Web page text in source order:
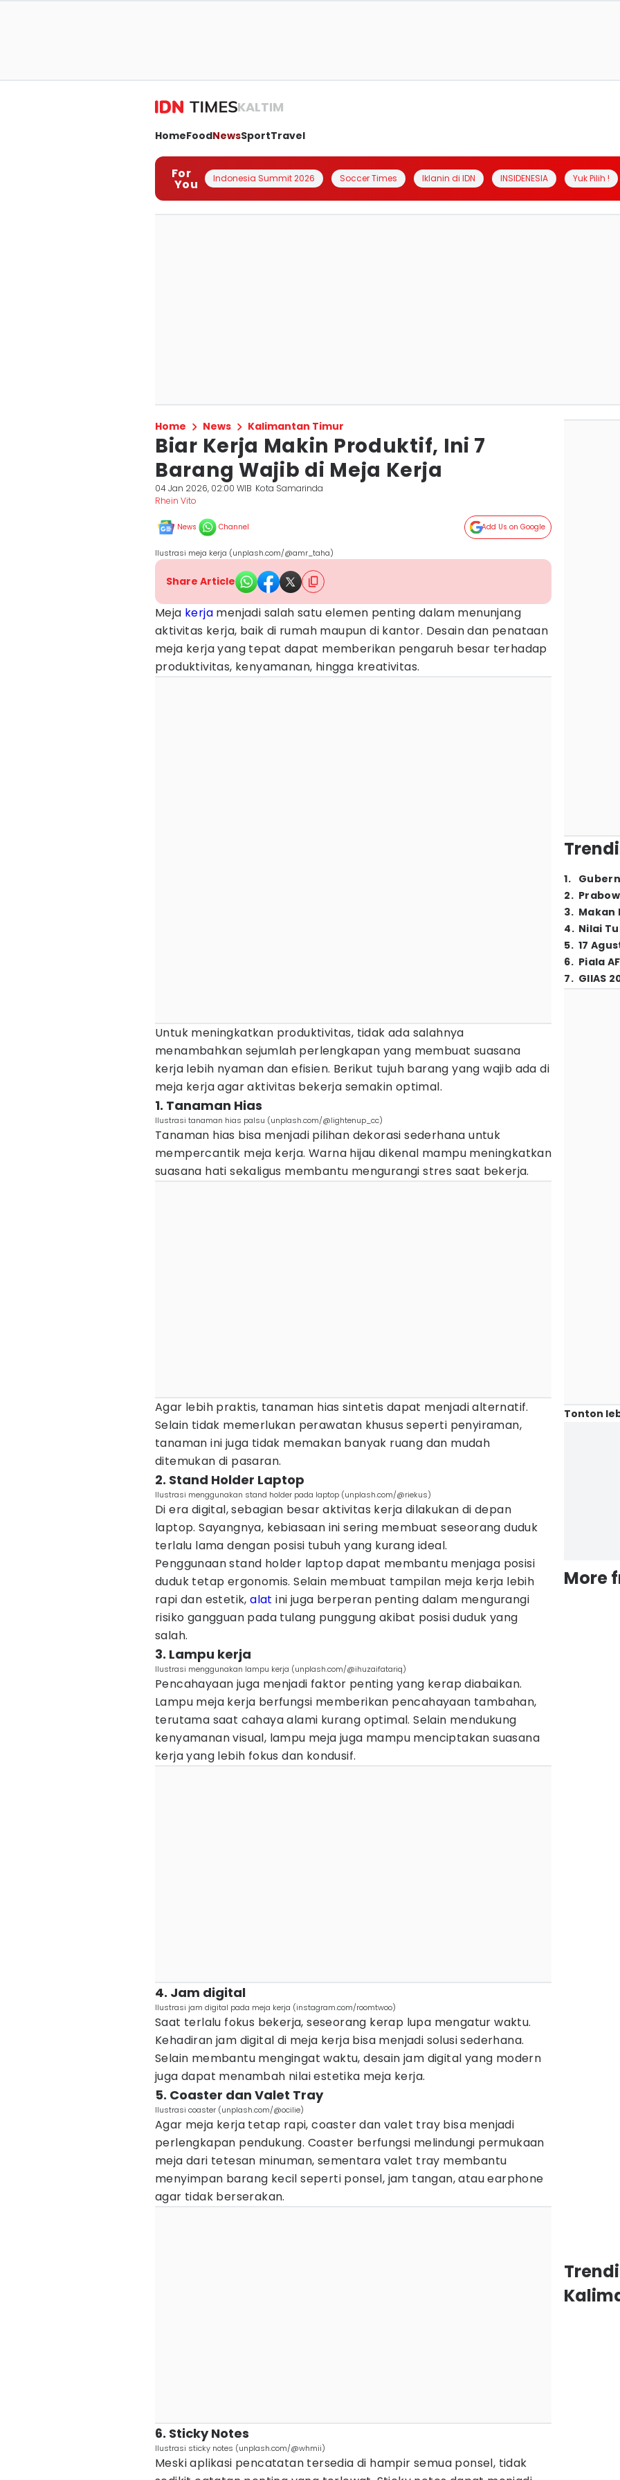
KALTIM
HomeFoodNewsSportTravel
For
You Indonesia Summit 2026 Soccer Times Iklanin di IDN INSIDENESIA Yuk Pilih !
Home News Kalimantan Timur
Biar Kerja Makin Produktif, Ini 7
Barang Wajib di Meja Kerja
04 Jan 2026, 02:00 WIB Kota Samarinda
Rhein Vito
News Channel Add Us on Google
Ilustrasi meja kerja (unplash.com/@amr_taha)
Share Article
Meja kerja menjadi salah satu elemen penting dalam menunjang
aktivitas kerja, baik di rumah maupun di kantor. Desain dan penataan
meja kerja yang tepat dapat memberikan pengaruh besar terhadap
produktivitas, kenyamanan, hingga kreativitas.
Untuk meningkatkan produktivitas, tidak ada salahnya
menambahkan sejumlah perlengkapan yang membuat suasana
kerja lebih nyaman dan efisien. Berikut tujuh barang yang wajib ada di
meja kerja agar aktivitas bekerja semakin optimal.
1. Tanaman Hias
Ilustrasi tanaman hias palsu (unplash.com/@lightenup_cc)
Tanaman hias bisa menjadi pilihan dekorasi sederhana untuk
mempercantik meja kerja. Warna hijau dikenal mampu meningkatkan
suasana hati sekaligus membantu mengurangi stres saat bekerja.
Agar lebih praktis, tanaman hias sintetis dapat menjadi alternatif.
Selain tidak memerlukan perawatan khusus seperti penyiraman,
tanaman ini juga tidak memakan banyak ruang dan mudah
ditemukan di pasaran.
2. Stand Holder Laptop
Ilustrasi menggunakan stand holder pada laptop (unplash.com/@riekus)
Di era digital, sebagian besar aktivitas kerja dilakukan di depan
laptop. Sayangnya, kebiasaan ini sering membuat seseorang duduk
terlalu lama dengan posisi tubuh yang kurang ideal.
Penggunaan stand holder laptop dapat membantu menjaga posisi
duduk tetap ergonomis. Selain membuat tampilan meja kerja lebih
rapi dan estetik,alat ini juga berperan penting dalam mengurangi
risiko gangguan pada tulang punggung akibat posisi duduk yang
salah.
3. Lampu kerja
Ilustrasi menggunakan lampu kerja (unplash.com/@ihuzaifatariq)
Pencahayaan juga menjadi faktor penting yang kerap diabaikan.
Lampu meja kerja berfungsi memberikan pencahayaan tambahan,
terutama saat cahaya alami kurang optimal. Selain mendukung
kenyamanan visual, lampu meja juga mampu menciptakan suasana
kerja yang lebih fokus dan kondusif.
4. Jam digital
Ilustrasi jam digital pada meja kerja (instagram.com/roomtwoo)
Saat terlalu fokus bekerja, seseorang kerap lupa mengatur waktu.
Kehadiran jam digital di meja kerja bisa menjadi solusi sederhana.
Selain membantu mengingat waktu, desain jam digital yang modern
juga dapat menambah nilai estetika meja kerja.
5. Coaster dan Valet Tray
Ilustrasi coaster (unplash.com/@ocilie)
Agar meja kerja tetap rapi, coaster dan valet tray bisa menjadi
perlengkapan pendukung. Coaster berfungsi melindungi permukaan
meja dari tetesan minuman, sementara valet tray membantu
menyimpan barang kecil seperti ponsel, jam tangan, atau earphone
agar tidak berserakan.
6. Sticky Notes
Ilustrasi sticky notes (unplash.com/@whmii)
Meski aplikasi pencatatan tersedia di hampir semua ponsel, tidak
1.
2.
3. Makan
4. Nilai
5. 17
6. Piala
7. GIIAS
Tonton
More